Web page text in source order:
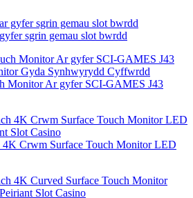
sgrin gemau slot bwrdd
Monitor Ar gyfer SCI-GAMES J43
Crwm Surface Touch Monitor LED